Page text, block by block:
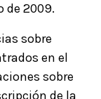
de 2009.
sobre
en el
sobre
de la